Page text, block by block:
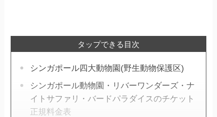
タップできる目次
シンガポール四大動物園(野生動物保護区)
シンガポール動物園・リバーワンダーズ・ナ
イトサファリ・バードパラダイスのチケット
正規料金表